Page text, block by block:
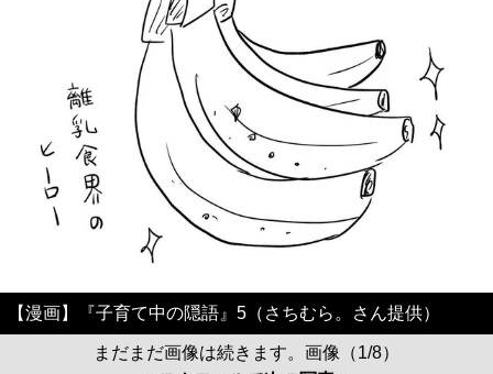
【漫画】『子育て中の隠語』5（さちむら。さん提供）
まだまだ画像は続きます。画像（1/8）